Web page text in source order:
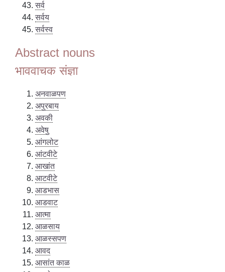
सर्व
सर्वय
सर्वस्व
Abstract nouns
भाववाचक संज्ञा
अनवाळपण
अपुरबाय
अवकी
अवेषु
आंगलोट
आंटवीटे
आखांत
आटवीटे
आडभास
आडवाट
आत्मा
आळसाय
आळस्सपण
आवद
आसांत काळ